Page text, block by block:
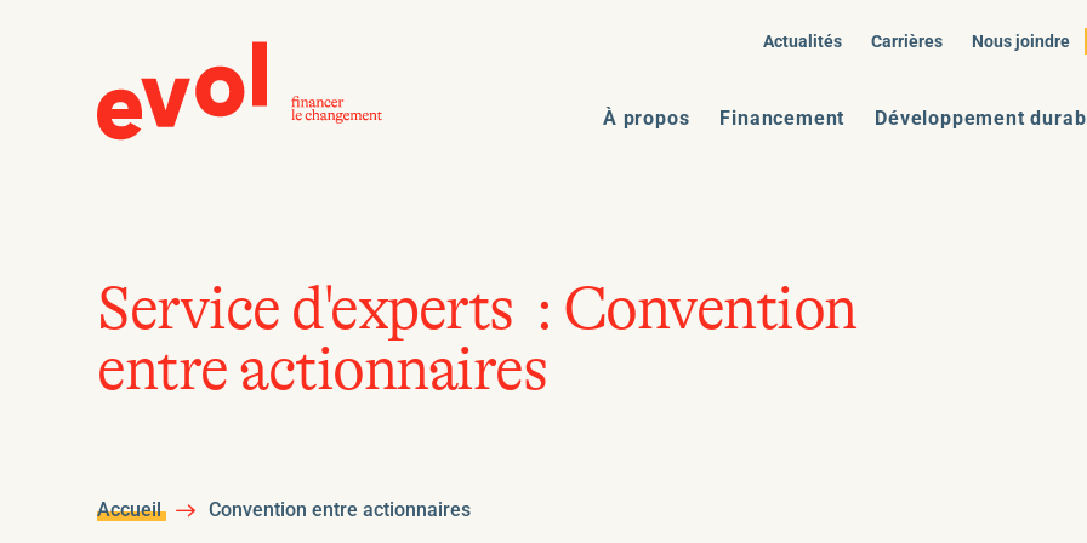
Actualités Carrières Nous joindre
À propos Financement Développement
Service d'experts : Convention
entre actionnaires
Accueil Convention entre actionnaires